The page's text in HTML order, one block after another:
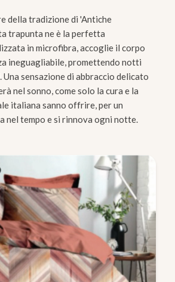
della tradizione di 'Antiche
trapunta ne è la perfetta
in microfibra, accoglie il corpo
ineguagliabile, promettendo notti
sensazione di abbraccio delicato
nel sonno, come solo la cura e la
italiana sanno offrire, per un
nel tempo e si rinnova ogni notte.